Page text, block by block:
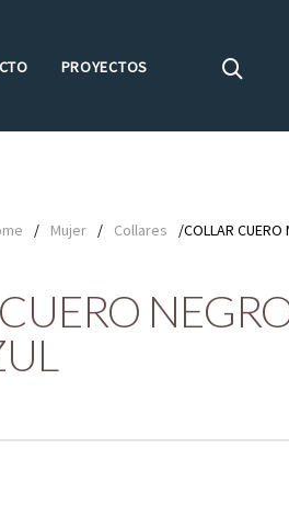
PROYECTOS
/ Mujer / Collares /COLLAR CUERO